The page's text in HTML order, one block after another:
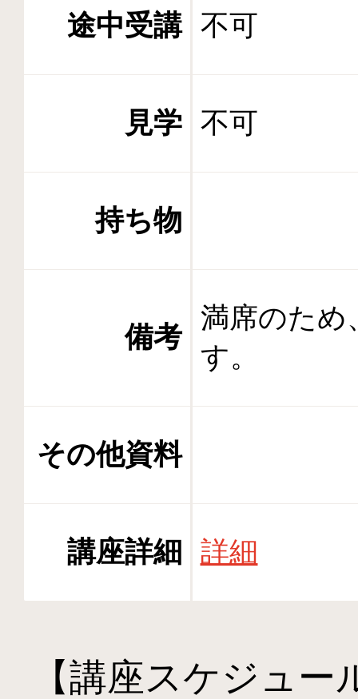
途中受講 不可
見学 不可
持ち物
備考
満席のため
す。
その他資料
講座詳細 詳細
【講座スケジュー